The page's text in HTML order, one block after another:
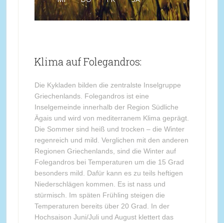
Klima auf Folegandros:
Die Kykladen bilden die zentralste Inselgruppe
Griechenlands. Folegandros ist eine
Inselgemeinde innerhalb der Region Südliche
Ägais und wird von mediterranem Klima geprägt.
Die Sommer sind heiß und trocken – die Winter
regenreich und mild. Verglichen mit den anderen
Regionen Griechenlands, sind die Winter auf
Folegandros bei Temperaturen um die 15 Grad
besonders mild. Dafür kann es zu teils heftigen
Niederschlägen kommen. Es ist nass und
stürmisch. Im späten Frühling steigen die
Temperaturen bereits über 20 Grad. In der
Hochsaison Juni/Juli und August klettert das